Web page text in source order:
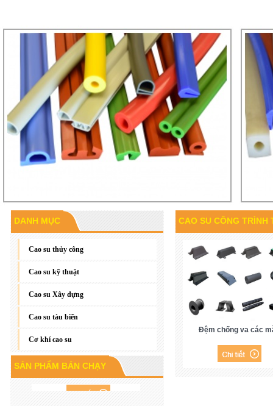
DANH MỤC
Cao su thủy công
Cao su kỹ thuật
Cao su Xây dựng
Cao su tàu biển
Cơ khí cao su
SẢN PHẨM BÁN CHẠY
Gioăng đáy, gioăng phẳng
Cao su P60
CAO SU CÔNG TRÌNH
Đệm chống va các